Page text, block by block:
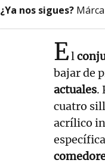
¿Ya nos sigues?
El
bajar de
actuales.
cuatro
acrílico